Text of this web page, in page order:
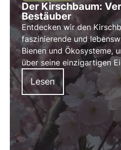
Der Kirschbaum:
Bestäuber
Entdecken wir den
faszinierende und
Bienen und Ökosysteme,
über seine einzigartigen
seine entscheidende
Erhaltung des natürlichen
Lesen